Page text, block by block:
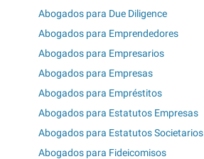
Abogados para Due Diligence
Abogados para Emprendedores
Abogados para Empresarios
Abogados para Empresas
Abogados para Empréstitos
Abogados para Estatutos Empresas
Abogados para Estatutos Societarios
Abogados para Fideicomisos